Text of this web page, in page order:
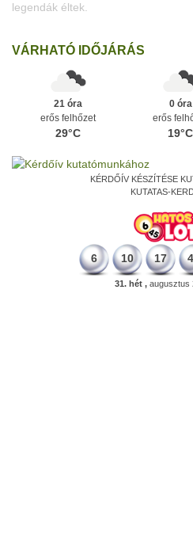
VÁRHATÓ IDŐJÁRÁS
21 óra
erős felhőzet
29°C
0 óra
erős
19°C
KÉRDŐÍV KÉSZÍTÉSE
KUTATAS-
6 10 17
31. hét ,augusztus